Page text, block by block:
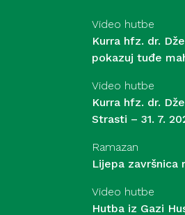
Video hutbe
Kurra hfz. dr.
pokazuj tuđe
Video hutbe
Kurra hfz. dr.
Strasti – 31. 7.
Ramazan
Lijepa završnica
Video hutbe
Hutba iz Gazi